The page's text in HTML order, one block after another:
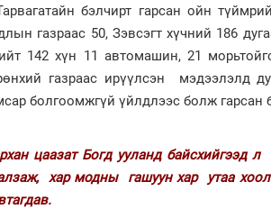
бэлчирт гарсан ойн
газраас 50, Зэвсэгт хүчний 186
142 хүн 11 автомашин, 21
газраас ирүүлсэн мэдээлэлд
болгоомжгүй үйлдлээс болж гарсан
цаазат Богд ууланд байсхийгээд
хар модны гашуун хар утаа